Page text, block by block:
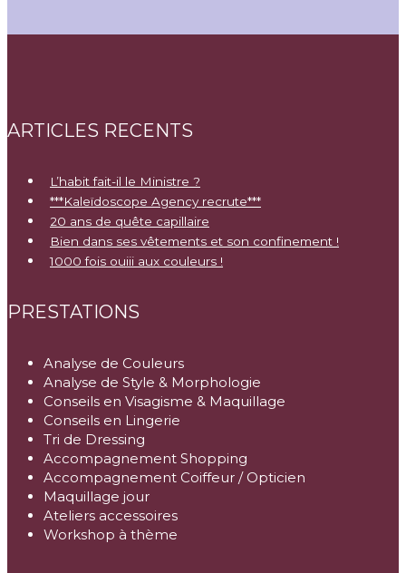
ARTICLES RECENTS
L’habit fait-il le Ministre ?
***Kaleïdoscope Agency recrute***
20 ans de quête capillaire
Bien dans ses vêtements et son confinement !
1000 fois ouiii aux couleurs !
PRESTATIONS
Analyse de Couleurs
Analyse de Style & Morphologie
Conseils en Visagisme & Maquillage
Conseils en Lingerie
Tri de Dressing
Accompagnement Shopping
Accompagnement Coiffeur / Opticien
Maquillage jour
Ateliers accessoires
Workshop à thème